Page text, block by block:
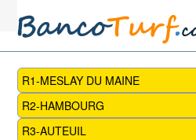
R1-MESLAY DU MAINE
R2-HAMBOURG
R3-AUTEUIL